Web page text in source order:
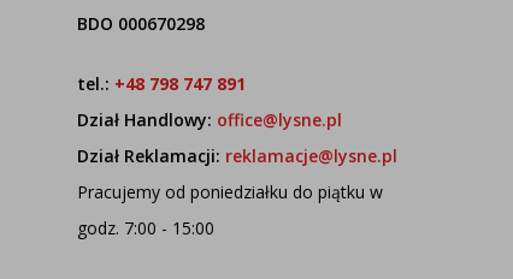
BDO 000670298
tel.: +48 798 747 891
Dział Handlowy: office@lysne.pl
Dział Reklamacji: reklamacje@lysne.pl
Pracujemy od poniedziałku do piątku w
godz. 7:00 - 15:00